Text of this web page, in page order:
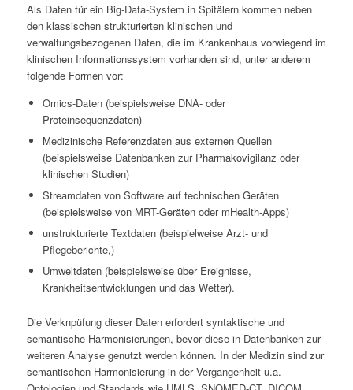
Als Daten für ein Big-Data-System in Spitälern kommen neben
den klassischen strukturierten klinischen und
verwaltungsbezogenen Daten, die im Krankenhaus vorwiegend im
klinischen Informationssystem vorhanden sind, unter anderem
folgende Formen vor:
Omics-Daten (beispielsweise DNA- oder
Proteinsequenzdaten)
Medizinische Referenzdaten aus externen Quellen
(beispielsweise Datenbanken zur Pharmakovigilanz oder
klinischen Studien)
Streamdaten von Software auf technischen Geräten
(beispielsweise von MRT-Geräten oder mHealth-Apps)
unstrukturierte Textdaten (beispielweise Arzt- und
Pflegeberichte,)
Umweltdaten (beispielsweise über Ereignisse,
Krankheitsentwicklungen und das Wetter).
Die Verknpüfung dieser Daten erfordert syntaktische und
semantische Harmonisierungen, bevor diese in Datenbanken zur
weiteren Analyse genutzt werden können. In der Medizin sind zur
semantischen Harmonisierung in der Vergangenheit u.a.